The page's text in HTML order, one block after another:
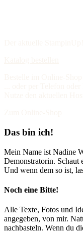
Das bin ich!
Mein Name ist Nadine
Demonstratorin. Schaut
Und wenn dem so ist,
Noch eine Bitte!
Alle Texte, Fotos und
angegeben, von mir.
nachbasteln. Wenn du